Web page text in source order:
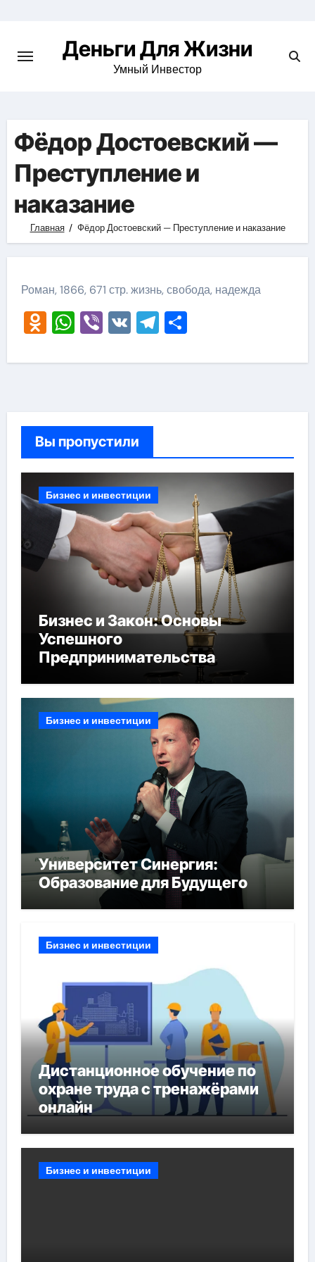
содержимомуДеньги Для Жизни
Умный Инвестор
Фёдор Достоевский —
Преступление и
наказание
Главная Фёдор Достоевский — Преступление и наказание
Роман, 1866, 671 стр. жизнь, свобода, надежда
Odnoklassniki
WhatsApp
Viber
VKTelegram
Отправить
Вы пропустили
Бизнес и инвестиции
Бизнес и Закон: Основы
Успешного
Предпринимательства
Бизнес и инвестиции
Университет Синергия:
Образование для Будущего
Бизнес и инвестиции
Дистанционное обучение по
охране труда с тренажёрами
онлайн
Бизнес и инвестиции